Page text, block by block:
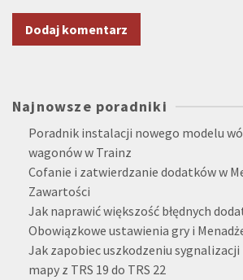
Najnowsze poradniki
Poradnik instalacji nowego modelu
wagonów w Trainz
Cofanie i zatwierdzanie dodatków w
Zawartości
Jak naprawić większość błędnych
Obowiązkowe ustawienia gry i
Jak zapobiec uszkodzeniu
mapy z TRS 19 do TRS 22